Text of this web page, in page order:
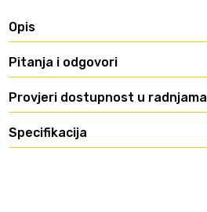
Opis
Pitanja i odgovori
Provjeri dostupnost u radnjama
Specifikacija